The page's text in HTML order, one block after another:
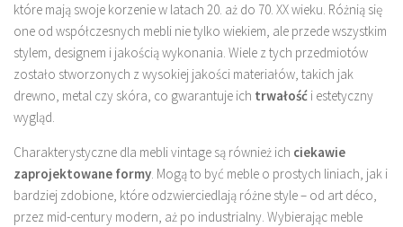
które mają swoje korzenie w latach 20. aż do 70. XX wieku. Różnią się
one od współczesnych mebli nie tylko wiekiem, ale przede wszystkim
stylem, designem i jakością wykonania. Wiele z tych przedmiotów
zostało stworzonych z wysokiej jakości materiałów, takich jak
drewno, metal czy skóra, co gwarantuje ich trwałość i estetyczny
wygląd.
Charakterystyczne dla mebli vintage są również ich ciekawie
zaprojektowane formy. Mogą to być meble o prostych liniach, jak i
bardziej zdobione, które odzwierciedlają różne style – od art déco,
przez mid-century modern, aż po industrialny. Wybierając meble